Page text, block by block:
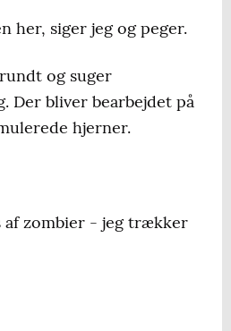
her, siger jeg og peger.
og suger
Der bliver bearbejdet på
hjerner.
af zombier - jeg trækker